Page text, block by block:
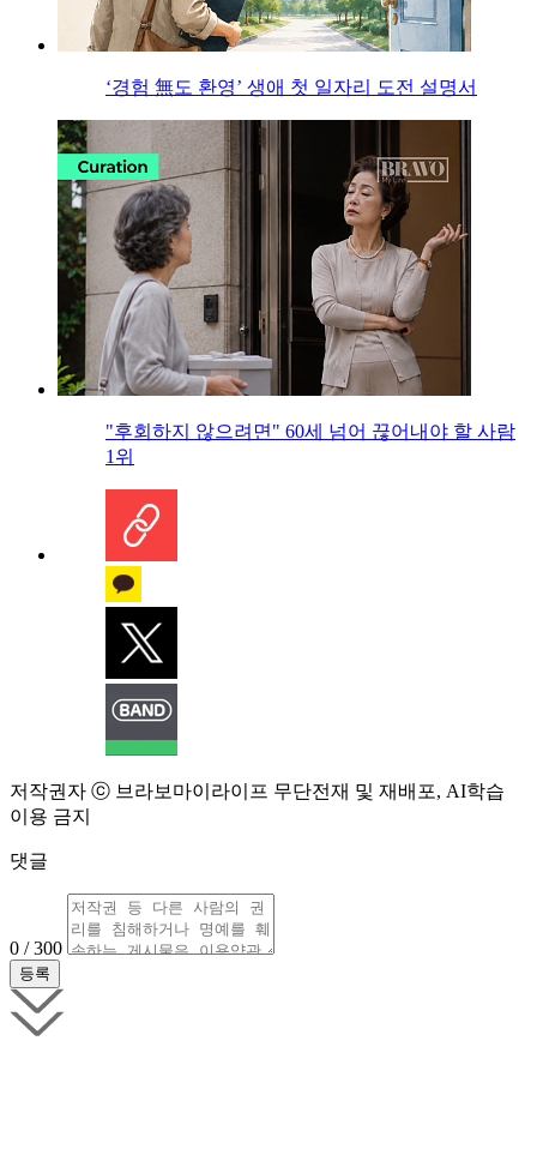
‘경험 無도 환영’ 생애 첫 일자리 도전 설명서
"후회하지 않으려면" 60세 넘어 끊어내야 할 사람
1위
저작권자 ⓒ 브라보마이라이프 무단전재 및 재배포, AI학습
이용 금지
댓글
0 / 300